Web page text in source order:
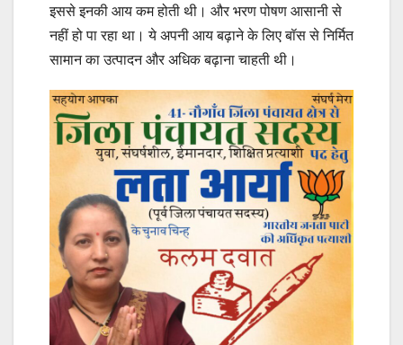
इससे इनकी आय कम होती थी। और भरण पोषण आसानी से
नहीं हो पा रहा था। ये अपनी आय बढ़ाने के लिए बॉस से निर्मित
सामान का उत्पादन और अधिक बढ़ाना चाहती थी।